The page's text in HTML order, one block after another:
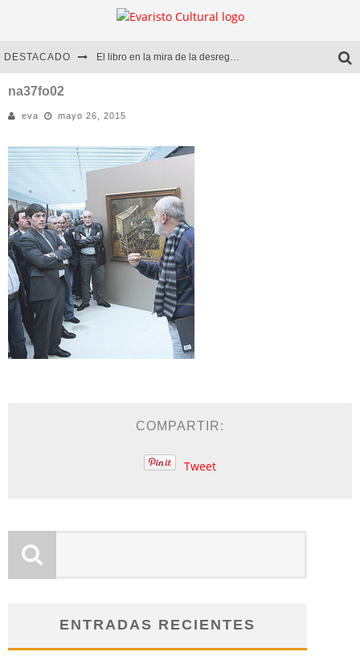
DESTACADO El libro en la mira de la desregulación
Diego Meret | Hotel Acapulco
Alejandra Correa | La nieve
na37fo02
eva mayo 26, 2015
COMPARTIR:
Tweet
ENTRADAS RECIENTES